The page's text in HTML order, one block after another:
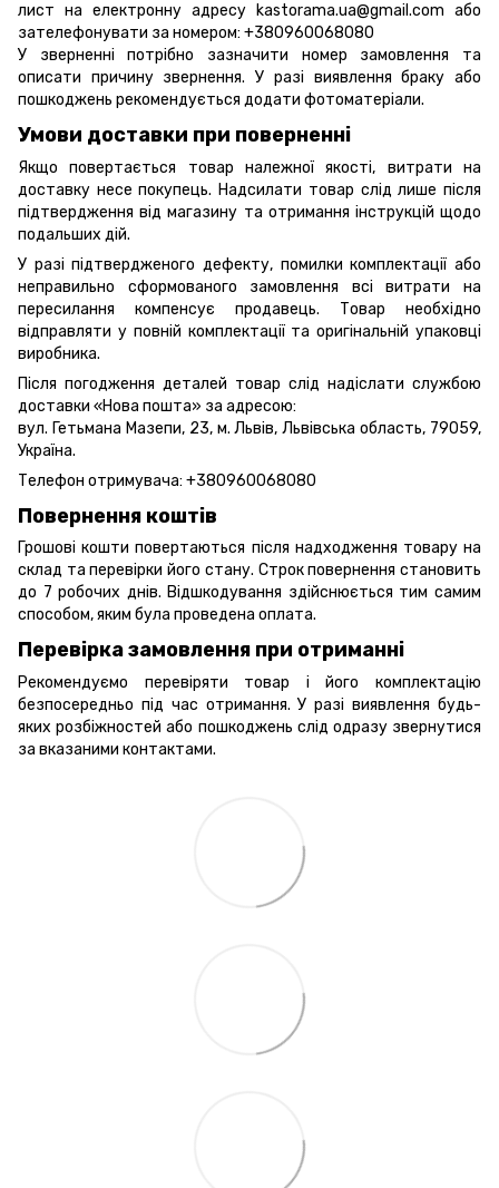
лист на електронну адресу kastorama.ua@gmail.com або
зателефонувати за номером: +380960068080
У зверненні потрібно зазначити номер замовлення та
описати причину звернення. У разі виявлення браку або
пошкоджень рекомендується додати фотоматеріали.
Умови доставки при поверненні
Якщо повертається товар належної якості, витрати на
доставку несе покупець. Надсилати товар слід лише після
підтвердження від магазину та отримання інструкцій щодо
подальших дій.
У разі підтвердженого дефекту, помилки комплектації або
неправильно сформованого замовлення всі витрати на
пересилання компенсує продавець. Товар необхідно
відправляти у повній комплектації та оригінальній упаковці
виробника.
Після погодження деталей товар слід надіслати службою
доставки «Нова пошта» за адресою:
вул. Гетьмана Мазепи, 23, м. Львів, Львівська область, 79059,
Україна.
Телефон отримувача: +380960068080
Повернення коштів
Грошові кошти повертаються після надходження товару на
склад та перевірки його стану. Строк повернення становить
до 7 робочих днів. Відшкодування здійснюється тим самим
способом, яким була проведена оплата.
Перевірка замовлення при отриманні
Рекомендуємо перевіряти товар і його комплектацію
безпосередньо під час отримання. У разі виявлення будь-
яких розбіжностей або пошкоджень слід одразу звернутися
за вказаними контактами.